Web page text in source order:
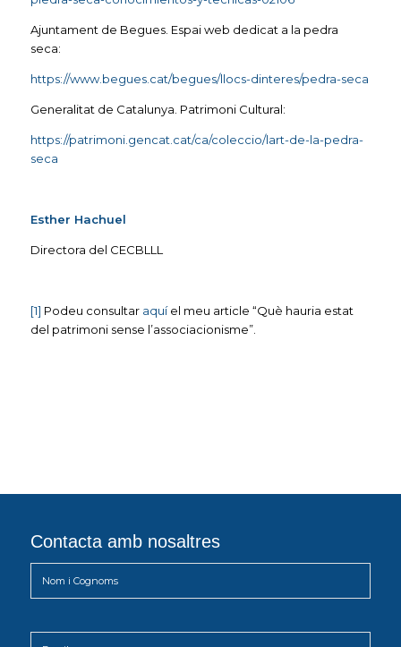
Ajuntament de Begues. Espai web dedicat a la pedra
seca:
https://www.begues.cat/begues/llocs-dinteres/pedra-seca
Generalitat de Catalunya. Patrimoni Cultural:
https://patrimoni.gencat.cat/ca/coleccio/lart-de-la-pedra-
seca
Esther Hachuel
Directora del CECBLLL
[1] Podeu consultar aquíel meu article “Què hauria estat
del patrimoni sense l’associacionisme”.
Contacta amb nosaltres